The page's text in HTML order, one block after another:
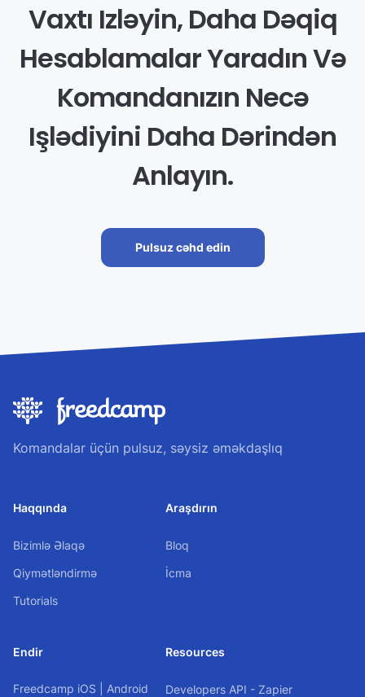
Vaxtı Izləyin, Daha Dəqiq
Hesablamalar Yaradın Və
Komandanızın Necə
Işlədiyini Daha Dərindən
Anlayın.
Pulsuz cəhd edin
Komandalar üçün pulsuz, səysiz əməkdaşlıq
Haqqında
Bizimlə Əlaqə
Qiymətləndirmə
Tutorials
Araşdırın
Bloq
İcma
Endir
Freedcamp iOS Android
Resources
Developers API - Zapier